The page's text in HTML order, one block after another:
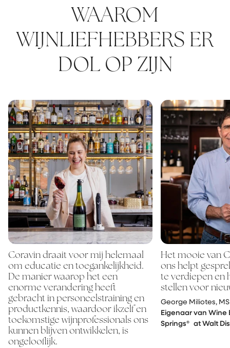
WAAROM
WIJNLIEFHEBBERS ER
DOL OP ZIJN
Coravin draait voor mij helemaal
om educatie en toegankelijkheid.
De manier waarop het een
enorme verandering heeft
gebracht in personeelstraining en
productkennis, waardoor ikzelf en
toekomstige wijnprofessionals ons
kunnen blijven ontwikkelen, is
ongelooflijk.
Het mooie van
ons helpt
te verdiepen en
stellen voor
George Miliotes, MS
Eigenaar van Wine
Springs® at Walt